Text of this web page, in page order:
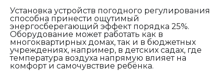
Установка устройств погодного регулирования
способна принести ощутимый
энергосберегающий эффект порядка 25%.
Оборудование может работать как в
многоквартирных домах, так и в бюджетных
учреждениях, например, в детских садах, где
температура воздуха напрямую влияет на
комфорт и самочувствие ребёнка.